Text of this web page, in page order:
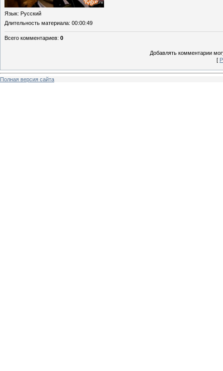
Язык: Русский
Длительность материала: 00:00:49
Всего комментариев: 0
Добавлять комментарии
[
Полная версия сайта